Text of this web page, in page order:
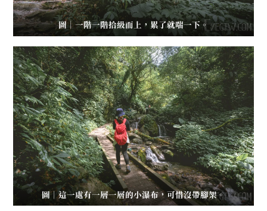
圖｜一階一階拾級而上，累了就喘一下。
圖｜這一處有一層一層的小瀑布，可惜沒帶腳架。